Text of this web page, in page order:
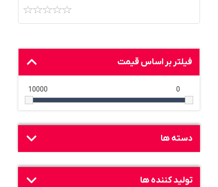
فیلتر بر اساس قیمت
0
10000
دسته ها
تولید کننده ها